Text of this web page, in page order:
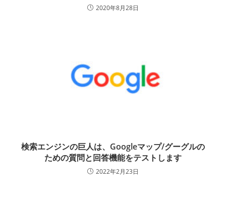
2020年8月28日
検索エンジンの巨人は、Googleマップ/グーグルの
ための質問と回答機能をテストします
2022年2月23日